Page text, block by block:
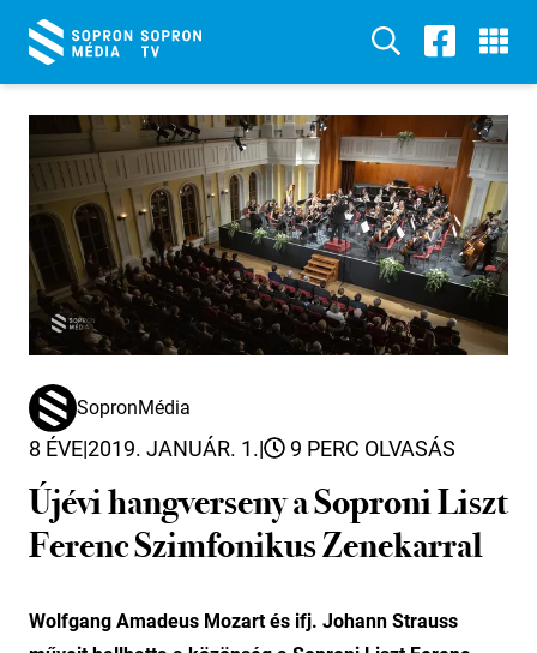
SopronMédia
8 ÉVE|2019. JANUÁR. 1.| 9 PERC OLVASÁS
Újévi hangverseny a Soproni Liszt
Ferenc Szimfonikus Zenekarral
Wolfgang Amadeus Mozart és ifj. Johann Strauss